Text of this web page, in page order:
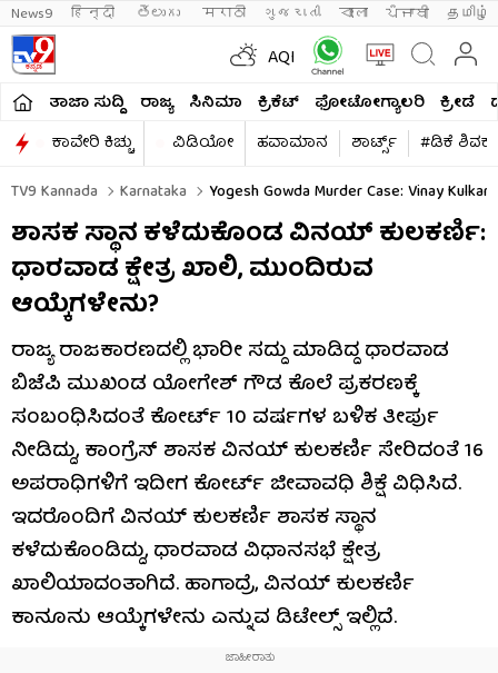
News9 हिन्दी తెలుగు मराठी ગુજરાતી বাংলা ਪੰਜਾਬੀ தமிழ்
AQI
ತಾಜಾ ಸುದ್ದಿ ರಾಜ್ಯ ಸಿನಿಮಾ ಕ್ರಿಕೆಟ್​ ಫೋಟೋಗ್ಯಾಲರಿ ಕ್ರೀಡೆ
ಕಾವೇರಿ ಕಿಚ್ಚು
ವಿಡಿಯೋ ಹವಾಮಾನ ಶಾರ್ಟ್ಸ್​
#ಡಿಕೆ
TV9 Kannada
Karnataka Yogesh Gowda Murder Case: Vinay
ಶಾಸಕ ಸ್ಥಾನ ಕಳೆದುಕೊಂಡ ವಿನಯ್ ಕುಲಕರ್ಣಿ:
ಧಾರವಾಡ ಕ್ಷೇತ್ರ ಖಾಲಿ, ಮುಂದಿರುವ
ಆಯ್ಕೆಗಳೇನು?
ರಾಜ್ಯ ರಾಜಕಾರಣದಲ್ಲಿ ಭಾರೀ ಸದ್ದು ಮಾಡಿದ್ದ ಧಾರವಾಡ
ಬಿಜೆಪಿ ಮುಖಂಡ ಯೋಗೇಶ್ ಗೌಡ ಕೊಲೆ ಪ್ರಕರಣಕ್ಕೆ
ಸಂಬಂಧಿಸಿದಂತೆ ಕೋರ್ಟ್ 10 ವರ್ಷಗಳ ಬಳಿಕ ತೀರ್ಪು
ನೀಡಿದ್ದು, ಕಾಂಗ್ರೆಸ್ ಶಾಸಕ ವಿನಯ್ ಕುಲಕರ್ಣಿ ಸೇರಿದಂತೆ 16
ಅಪರಾಧಿಗಳಿಗೆ ಇದೀಗ ಕೋರ್ಟ್ ಜೀವಾವಧಿ ಶಿಕ್ಷೆ ವಿಧಿಸಿದೆ.
ಇದರೊಂದಿಗೆ ವಿನಯ್ ಕುಲಕರ್ಣಿ ಶಾಸಕ ಸ್ಥಾನ
ಕಳೆದುಕೊಂಡಿದ್ದು, ಧಾರವಾಡ ವಿಧಾನಸಭೆ ಕ್ಷೇತ್ರ
ಖಾಲಿಯಾದಂತಾಗಿದೆ. ಹಾಗಾದ್ರೆ, ವಿನಯ್ ಕುಲಕರ್ಣಿ
ಕಾನೂನು ಆಯ್ಕೆಗಳೇನು ಎನ್ನುವ ಡಿಟೇಲ್ಸ್ ಇಲ್ಲಿದೆ.